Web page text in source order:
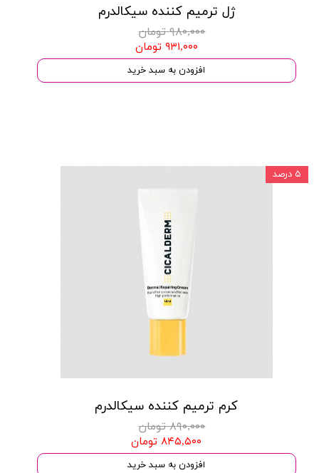
ژل ترمیم کننده سیکالدرم
۹۸۰,۰۰۰ تومان
۹۳۱,۰۰۰ تومان
افزودن به سبد خرید
کرم ترمیم کننده سیکالدرم
۸۹۰,۰۰۰ تومان
۸۴۵,۵۰۰ تومان
افزودن به سبد خرید
۵ درصد